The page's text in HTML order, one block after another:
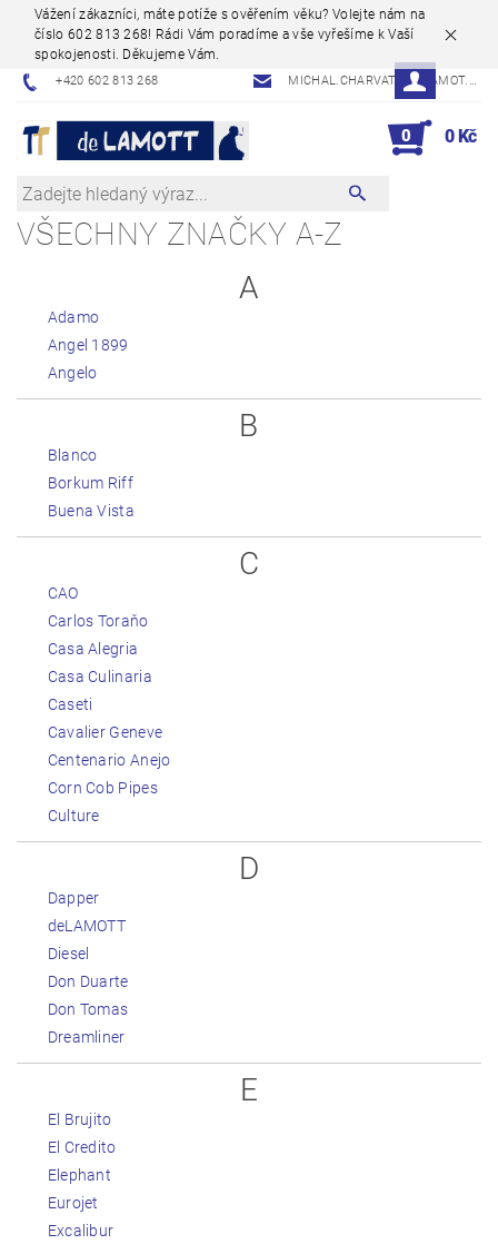
Vážení zákazníci, máte potíže s ověřením věku? Volejte nám na
číslo 602 813 268! Rádi Vám poradíme a vše vyřešíme k Vaší
spokojenosti. Děkujeme Vám.
+420 602 813 268 MICHAL.CHARVAT@DELAMOT.CZ
0 0 Kč
VŠECHNY ZNAČKY A-Z
A
Adamo
Angel 1899
Angelo
B
Blanco
Borkum Riff
Buena Vista
C
CAO
Carlos Toraňo
Casa Alegria
Casa Culinaria
Caseti
Cavalier Geneve
Centenario Anejo
Corn Cob Pipes
Culture
D
Dapper
deLAMOTT
Diesel
Don Duarte
Don Tomas
Dreamliner
E
El Brujito
El Credito
Elephant
Eurojet
Excalibur